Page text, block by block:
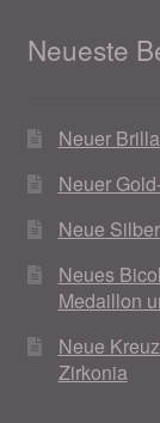
Woocommerce
Neueste
Neuer
Neuer
Neue
Neues
Medaillon
Neue
Zirkonia